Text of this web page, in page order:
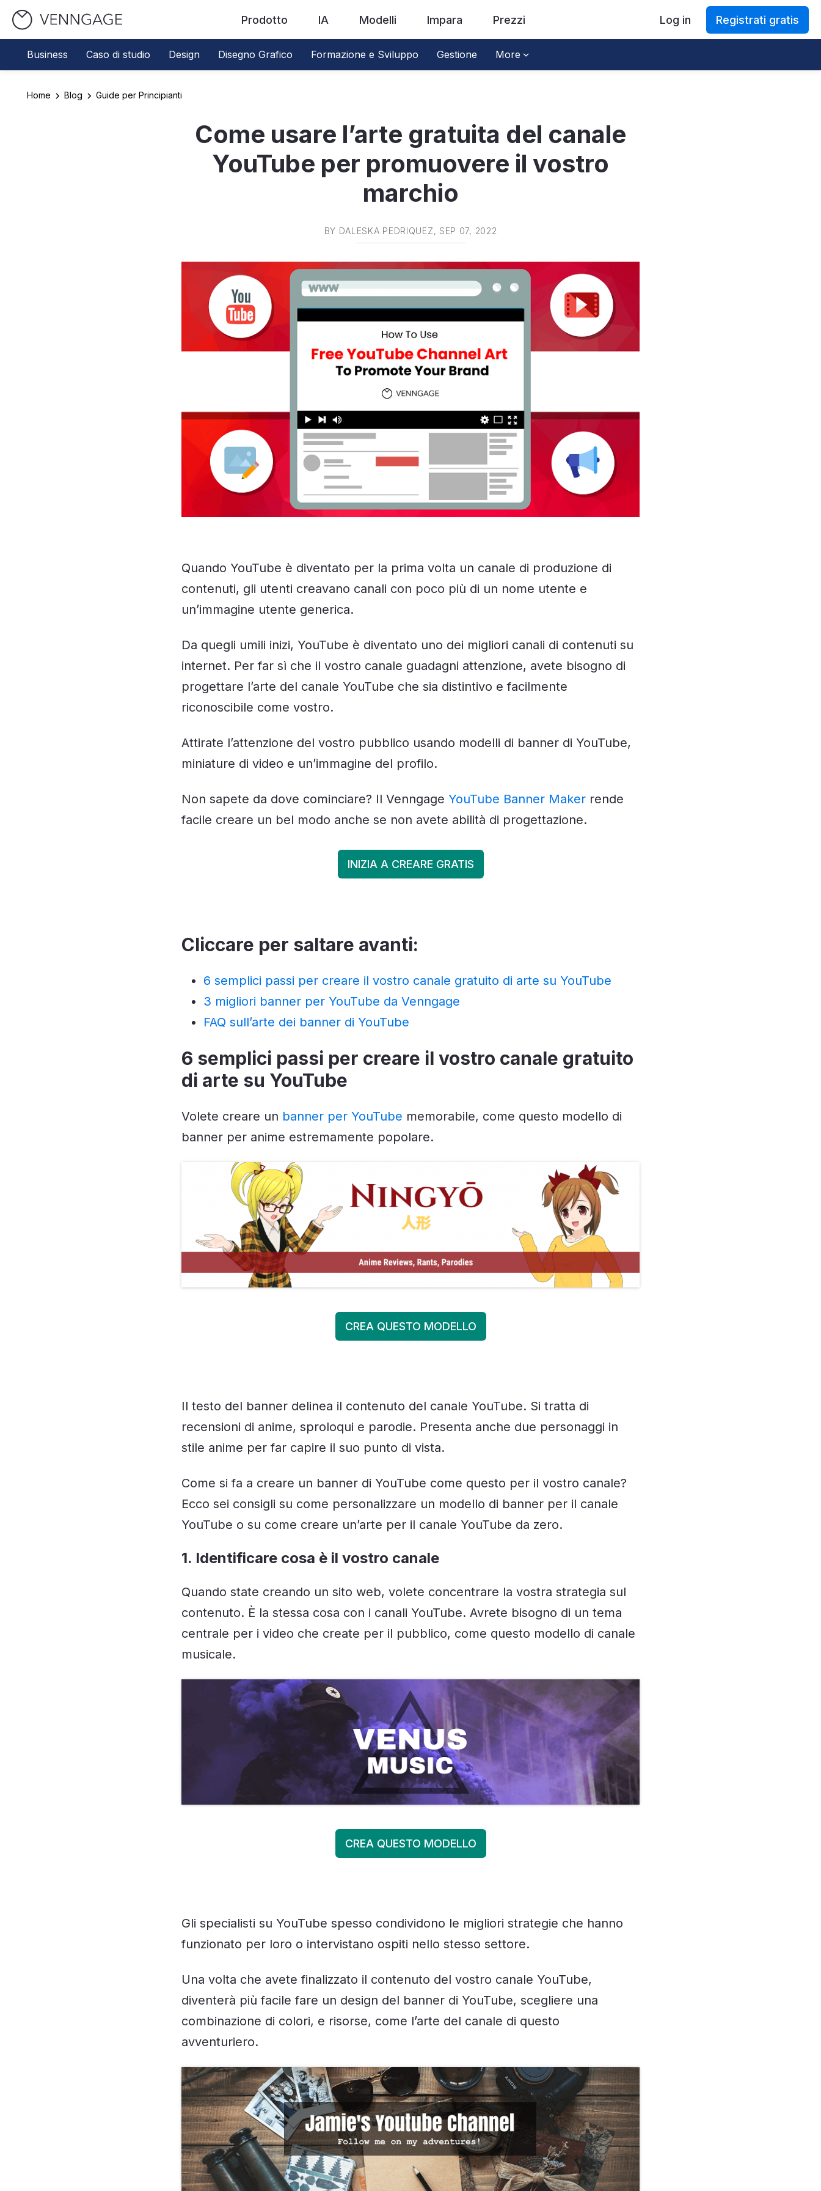
Prodotto IA Modelli Impara Prezzi Log in Registrati gratis
Business Caso di studio Design Disegno Grafico Formazione e Sviluppo Gestione More
Home Blog Guide per Principianti
Come usare l’arte gratuita del canale
YouTube per promuovere il vostro
marchio
BY DALESKA PEDRIQUEZ, SEP 07, 2022
Quando YouTube è diventato per la prima volta un canale di produzione di
contenuti, gli utenti creavano canali con poco più di un nome utente e
un’immagine utente generica.
Da quegli umili inizi, YouTube è diventato uno dei migliori canali di contenuti su
internet. Per far sì che il vostro canale guadagni attenzione, avete bisogno di
progettare l’arte del canale YouTube che sia distintivo e facilmente
riconoscibile come vostro.
Attirate l’attenzione del vostro pubblico usando modelli di banner di YouTube,
miniature di video e un’immagine del profilo.
Non sapete da dove cominciare? Il Venngage YouTube Banner Maker rende
facile creare un bel modo anche se non avete abilità di progettazione.
INIZIA A CREARE GRATIS
Cliccare per saltare avanti:
6 semplici passi per creare il vostro canale gratuito di arte su YouTube
3 migliori banner per YouTube da Venngage
FAQ sull’arte dei banner di YouTube
6 semplici passi per creare il vostro canale gratuito
di arte su YouTube
Volete creare un banner per YouTube memorabile, come questo modello di
banner per anime estremamente popolare.
CREA QUESTO MODELLO
Il testo del banner delinea il contenuto del canale YouTube. Si tratta di
recensioni di anime, sproloqui e parodie. Presenta anche due personaggi in
stile anime per far capire il suo punto di vista.
Come si fa a creare un banner di YouTube come questo per il vostro canale?
Ecco sei consigli su come personalizzare un modello di banner per il canale
YouTube o su come creare un’arte per il canale YouTube da zero.
1. Identificare cosa è il vostro canale
Quando state creando un sito web, volete concentrare la vostra strategia sul
contenuto. È la stessa cosa con i canali YouTube. Avrete bisogno di un tema
centrale per i video che create per il pubblico, come questo modello di canale
musicale.
CREA QUESTO MODELLO
Gli specialisti su YouTube spesso condividono le migliori strategie che hanno
funzionato per loro o intervistano ospiti nello stesso settore.
Una volta che avete finalizzato il contenuto del vostro canale YouTube,
diventerà più facile fare un design del banner di YouTube, scegliere una
combinazione di colori, e risorse, come l’arte del canale di questo
avventuriero.